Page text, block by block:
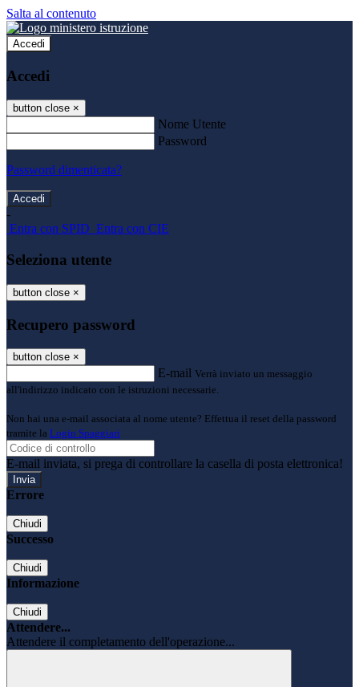
Salta al contenuto
Accedi
Accedi
button close ×
Nome Utente
Password
Password dimenticata?
-
Entra con SPID Entra con CIE
Seleziona utente
button close ×
Recupero password
button close ×
E-mail Verrà inviato un messaggio
all'indirizzo indicato con le istruzioni necessarie.
Non hai una e-mail associata al nome utente? Effettua il reset della password
tramite la Login Spaggiari
E-mail inviata, si prega di controllare la casella di posta elettronica!
Errore
Chiudi
Successo
Chiudi
Informazione
Chiudi
Attendere...
Attendere il completamento dell'operazione...